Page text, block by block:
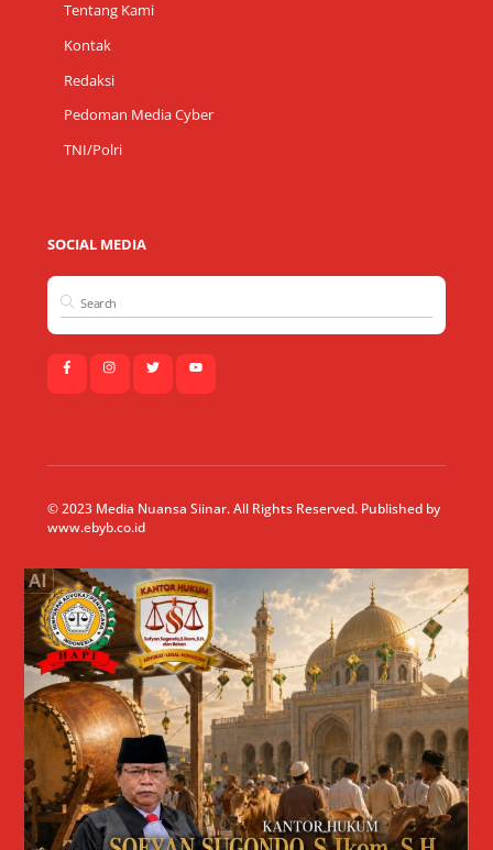
Tentang Kami
Kontak
Redaksi
Pedoman Media Cyber
TNI/Polri
SOCIAL MEDIA
© 2023 Media Nuansa Siinar. All Rights Reserved. Published by
www.ebyb.co.id